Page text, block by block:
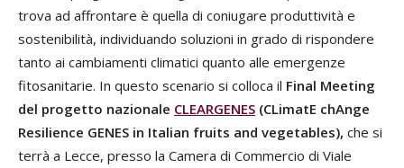
trova ad affrontare è quella di coniugare produttività e
sostenibilità, individuando soluzioni in grado di rispondere
tanto ai cambiamenti climatici quanto alle emergenze
fitosanitarie. In questo scenario si colloca il Final Meeting
del progetto nazionale CLEARGENES (CLimatE chAnge
Resilience GENES in Italian fruits and vegetables), che si
terrà a Lecce, presso la Camera di Commercio di Viale